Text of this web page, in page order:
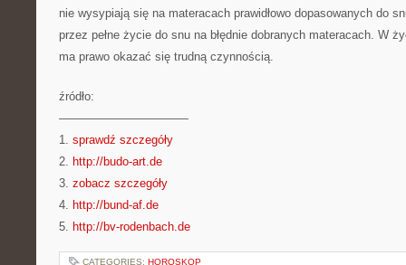
nie wysypiają się na materacach prawidłowo dopasowanych do
przez pełne życie do snu na błędnie dobranych materacach. W
ma prawo okazać się trudną czynnością.
źródło:
———————————
1. sprawdź szczegóły
2. http://budo-art.de
3. zobacz szczegóły
4. http://bund-af.de
5. http://bv-rodenbach.de
CATEGORIES: HOROSKOP